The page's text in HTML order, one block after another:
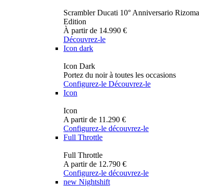
Scrambler Ducati 10° Anniversario Rizoma
Edition
À partir de 14.990 €
Découvrez-le
Icon dark
Icon Dark
Portez du noir à toutes les occasions
Configurez-le Découvrez-le
Icon
Icon
A partir de 11.290 €
Configurez-le découvrez-le
Full Throttle
Full Throttle
A partir de 12.790 €
Configurez-le découvrez-le
new Nightshift